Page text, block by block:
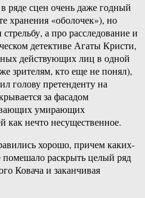
ряде сцен очень даже годный
хранения «оболочек»), но
а про расследование и
детективе Агаты Кристи,
действующих лиц в одной
зрителям, кто еще не понял),
голову претенденту на
за фасадом
умирающих
как нечто несущественное.
хорошо, причем каких-
помешало раскрыть целый ряд
Ковача и заканчивая